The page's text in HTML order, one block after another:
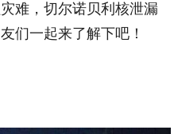
难，切尔诺贝利核泄漏
们一起来了解下吧！